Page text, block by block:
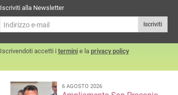
viva voce in questa speciale
Iscriviti alla Newsletter
Iscriviti
Iscrivendoti accetti i terminie la privacy policy
6 AGOSTO 2026